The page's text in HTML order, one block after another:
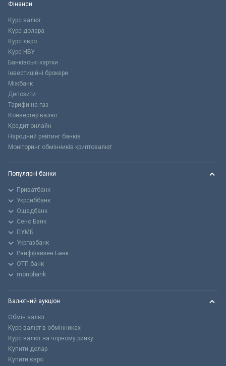
Фінанси
Курс валют
Курс долара
Курс євро
Курс НБУ
Банківські картки
Інвестиційні брокери
Міжбанк
Депозити
Тарифи на газ
Конвертер валют
Кредит онлайн
Народний рейтинг банків
Моніторинг обмінників криптовалют
Популярні банки
Приватбанк
Укрсиббанк
Ощадбанк
Сенс Банк
ПУМБ
Укргазбанк
Райффайзен Банк
ОТП банк
monobank
Валютний аукціон
Обмін валют
Курс валют в обмінниках
Курс валют на чорному ринку
Купити долар
Купити євро